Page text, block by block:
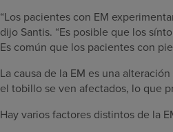
“Los pacientes con EM
dijo Santis. “Es posible que los
Es común que los pacientes con
La causa de la EM es una
el tobillo se ven afectados, lo que
Hay varios factores distintos de la